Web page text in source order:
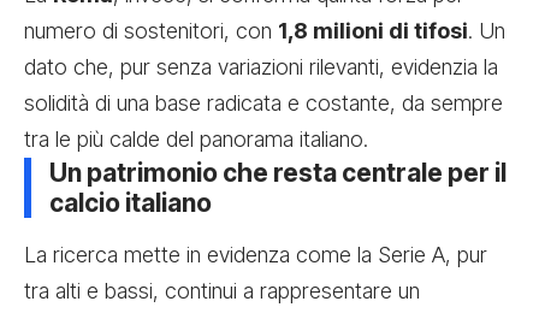
numero di sostenitori, con 1,8 milioni di tifosi. Un
dato che, pur senza variazioni rilevanti, evidenzia la
solidità di una base radicata e costante, da sempre
tra le più calde del panorama italiano.
Un patrimonio che resta centrale per il
calcio italiano
La ricerca mette in evidenza come la Serie A, pur
tra alti e bassi, continui a rappresentare un